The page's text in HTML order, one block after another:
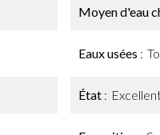
Moyen d'eau
Eaux usées
État